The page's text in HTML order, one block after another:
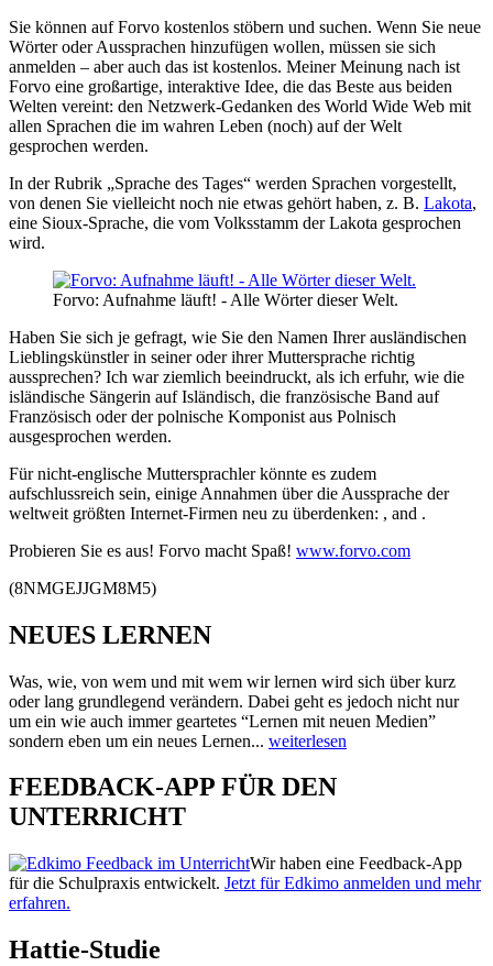
Sie können auf Forvo kostenlos stöbern und suchen. Wenn Sie neue
Wörter oder Aussprachen hinzufügen wollen, müssen sie sich
anmelden – aber auch das ist kostenlos. Meiner Meinung nach ist
Forvo eine großartige, interaktive Idee, die das Beste aus beiden
Welten vereint: den Netzwerk-Gedanken des World Wide Web mit
allen Sprachen die im wahren Leben (noch) auf der Welt
gesprochen werden.
In der Rubrik „Sprache des Tages“ werden Sprachen vorgestellt,
von denen Sie vielleicht noch nie etwas gehört haben, z. B. Lakota,
eine Sioux-Sprache, die vom Volksstamm der Lakota gesprochen
wird.
Forvo: Aufnahme läuft! - Alle Wörter dieser Welt.
Haben Sie sich je gefragt, wie Sie den Namen Ihrer ausländischen
Lieblingskünstler in seiner oder ihrer Muttersprache richtig
aussprechen? Ich war ziemlich beeindruckt, als ich erfuhr, wie die
isländische Sängerin auf Isländisch, die französische Band auf
Französisch oder der polnische Komponist aus Polnisch
ausgesprochen werden.
Für nicht-englische Muttersprachler könnte es zudem
aufschlussreich sein, einige Annahmen über die Aussprache der
weltweit größten Internet-Firmen neu zu überdenken: , and .
Probieren Sie es aus! Forvo macht Spaß! www.forvo.com
(8NMGEJJGM8M5)
NEUES LERNEN
Was, wie, von wem und mit wem wir lernen wird sich über kurz
oder lang grundlegend verändern. Dabei geht es jedoch nicht nur
um ein wie auch immer geartetes “Lernen mit neuen Medien”
sondern eben um ein neues Lernen... weiterlesen
FEEDBACK-APP FÜR DEN
UNTERRICHT
Wir haben eine Feedback-App
für die Schulpraxis entwickelt. Jetzt für Edkimo anmelden und mehr
erfahren.
Hattie-Studie